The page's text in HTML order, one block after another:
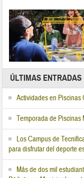
ÚLTIMAS ENTRADAS
Actividades en
Temporada de
Los Campus de
para disfrutar del deporte
Más de dos mil